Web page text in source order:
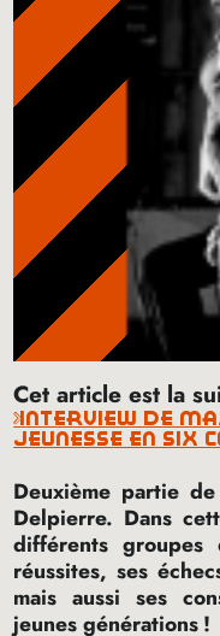
Cet article est la
interview de maxime delpierre : une
jeunesse en six
Deuxième partie
Delpierre. Dans
différents groupes
réussites, ses
mais aussi ses
jeunes générations!